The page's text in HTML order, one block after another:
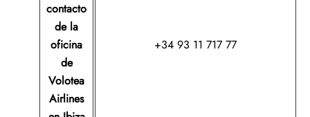
contacto
de la
oficina
de
Volotea
Airlines
+34 93 11 717 77